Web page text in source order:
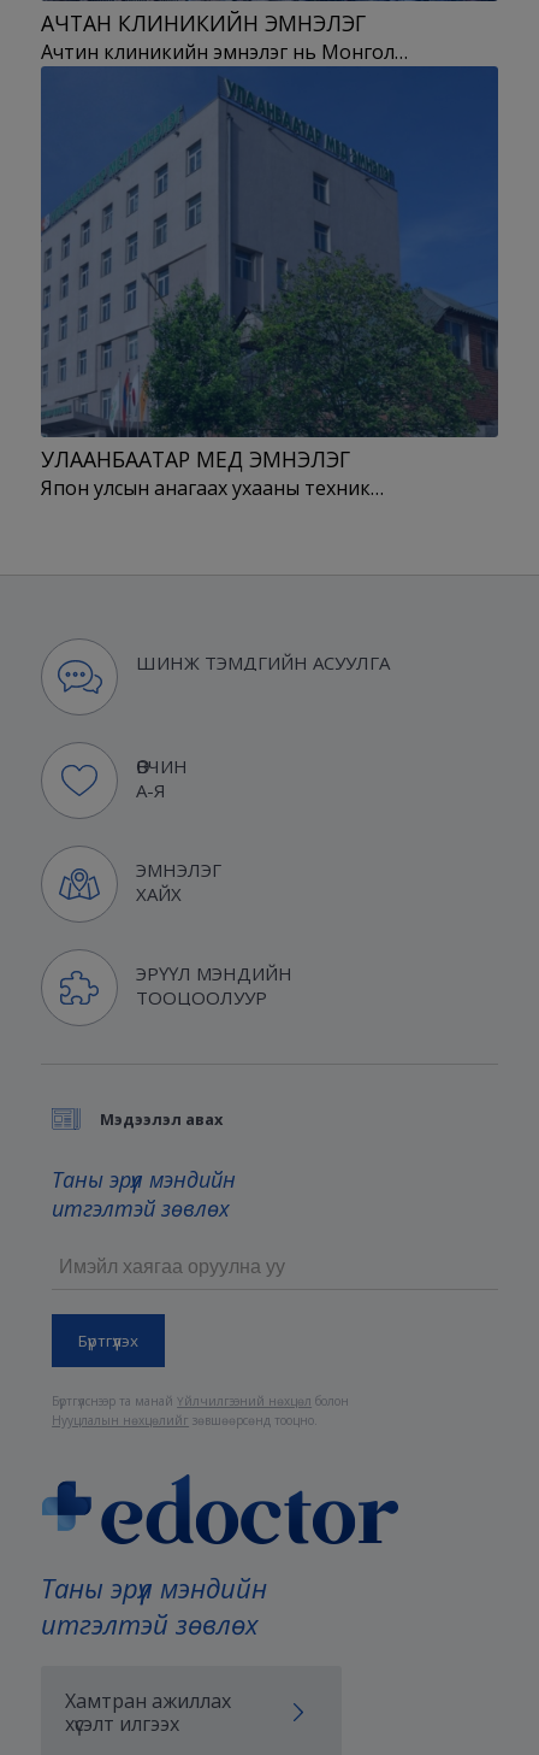
АЧТАН КЛИНИКИЙН ЭМНЭЛЭГ
Ачтин клиникийн эмнэлэг нь Монгол…
УЛААНБААТАР МЕД ЭМНЭЛЭГ
Япон улсын анагаах ухааны техник…
ШИНЖ ТЭМДГИЙН АСУУЛГА
ӨВЧИН
А-Я
ЭМНЭЛЭГ
ХАЙХ
ЭРҮҮЛ МЭНДИЙН
ТООЦООЛУУР
Таны эрүүл мэндийн
итгэлтэй зөвлөх
Хамтран ажиллах
хүсэлт илгээх
Мэдээлэл авах
Таны эрүүл мэндийн
итгэлтэй зөвлөх
Бүртгүүлснээр та манайҮйлчилгээний нөхцөл болон
Нууцлалын нөхцөлийг зөвшөөрсөнд тооцно.